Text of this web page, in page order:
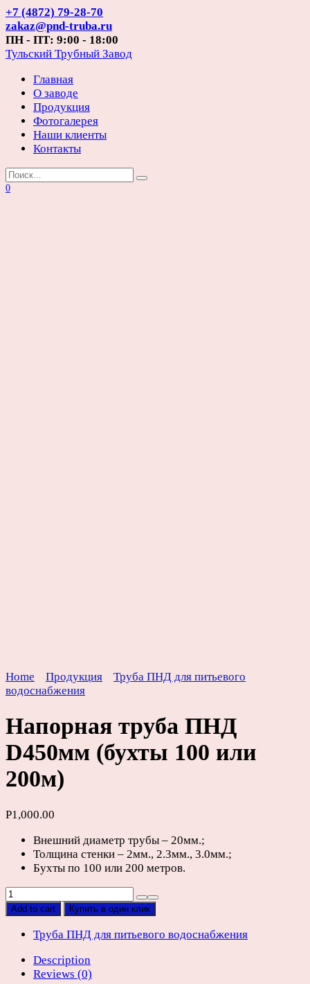
Перейти
к
содержанию
+7 (4872) 79-28-70
zakaz@pnd-truba.ru
ПН - ПТ: 9:00 - 18:00
Тульский Трубный Завод
Главная
О заводе
Продукция
Фотогалерея
Наши клиенты
Контакты
Search
for:
0
Home Продукция
Труба ПНД для питьевого
водоснабжения
Напорная труба ПНД
D450мм (бухты 100 или
200м)
Р1,000.00
Внешний диаметр трубы – 20мм.;
Толщина стенки – 2мм., 2.3мм., 3.0мм.;
Бухты по 100 или 200 метров.
Напорная
труба
D450мм
100
или
Add to cart Купить в один клик
Труба ПНД для питьевого водоснабжения
Description
Reviews (0)